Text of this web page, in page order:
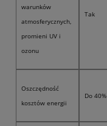
warunków
atmosferycznych,
promieni UV i
ozonu
Tak
Oszczędność
kosztów energii
Do 40%